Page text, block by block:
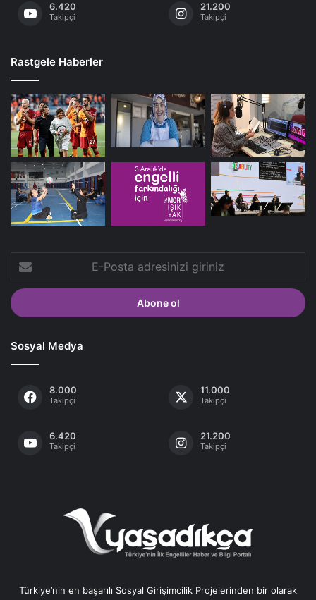
6.420
Takipçi
21.200
Takipçi
Rastgele Haberler
Posta
adresinizi
giriniz
Sosyal Medya
8.000
Takipçi
11.000
Takipçi
6.420
Takipçi
21.200
Takipçi
Türkiye’nin en başarılı Sosyal Girişimcilik Projelerinden bir olarak